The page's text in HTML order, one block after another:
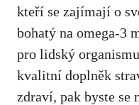
kteří se zajímají o
bohatý na omega-3
pro lidský
kvalitní doplněk
zdraví, pak byste se